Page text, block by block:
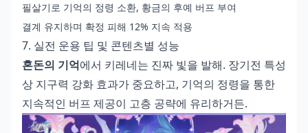
필살기로 기억의 정령 소환, 황금의 후예 버프 부여
결계 유지하며 확정 피해 12% 지속 적용
7. 실전 운용 팁 및 콘텐츠별 성능
혼돈의 기억에서 키레네는 진짜 빛을 발해. 장기전 특성
상 지구력 강화 효과가 중요하고, 기억의 정령을 통한
지속적인 버프 제공이 고층 공략에 유리하거든.